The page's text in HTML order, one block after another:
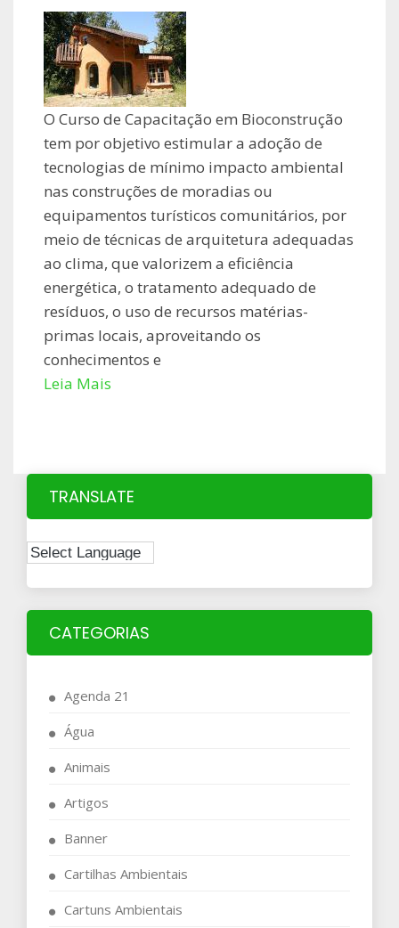
O Curso de Capacitação em Bioconstrução
tem por objetivo estimular a adoção de
tecnologias de mínimo impacto ambiental
nas construções de moradias ou
equipamentos turísticos comunitários, por
meio de técnicas de arquitetura adequadas
ao clima, que valorizem a eficiência
energética, o tratamento adequado de
resíduos, o uso de recursos matérias-
primas locais, aproveitando os
conhecimentos e
Leia Mais
TRANSLATE
CATEGORIAS
Agenda 21
Água
Animais
Artigos
Banner
Cartilhas Ambientais
Cartuns Ambientais